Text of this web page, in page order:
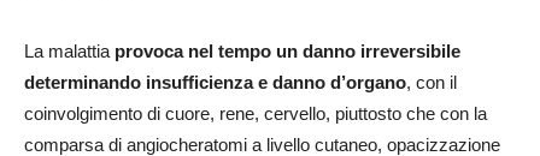
La malattia provoca nel tempo un danno irreversibile
determinando insufficienza e danno d’organo, con il
coinvolgimento di cuore, rene, cervello, piuttosto che con la
comparsa di angiocheratomi a livello cutaneo, opacizzazione